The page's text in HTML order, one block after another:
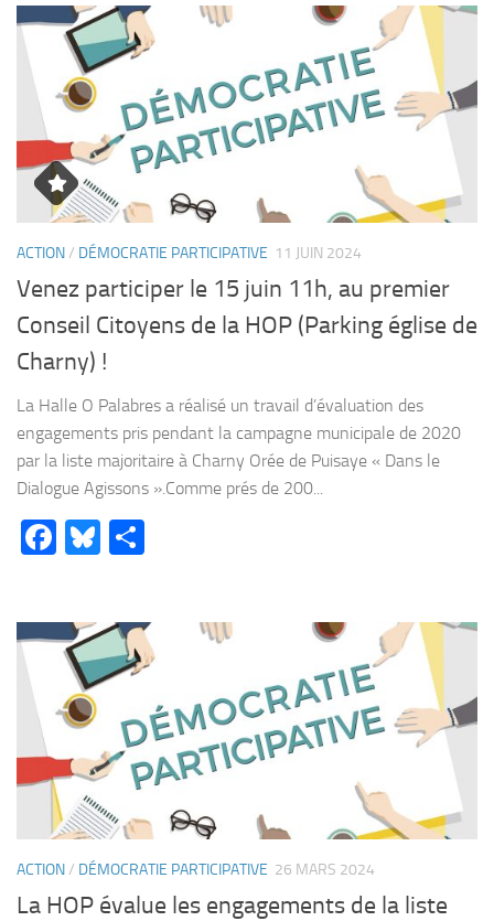
ACTION/ DÉMOCRATIE PARTICIPATIVE 11 JUIN 2024
Venez participer le 15 juin 11h, au premier
Conseil Citoyens de la HOP (Parking église de
Charny) !
La Halle O Palabres a réalisé un travail d’évaluation des
engagements pris pendant la campagne municipale de 2020
par la liste majoritaire à Charny Orée de Puisaye « Dans le
Dialogue Agissons ».Comme prés de 200...
Facebook
Bluesky
ACTION/ DÉMOCRATIE PARTICIPATIVE 26 MARS 2024
La HOP évalue les engagements de la liste